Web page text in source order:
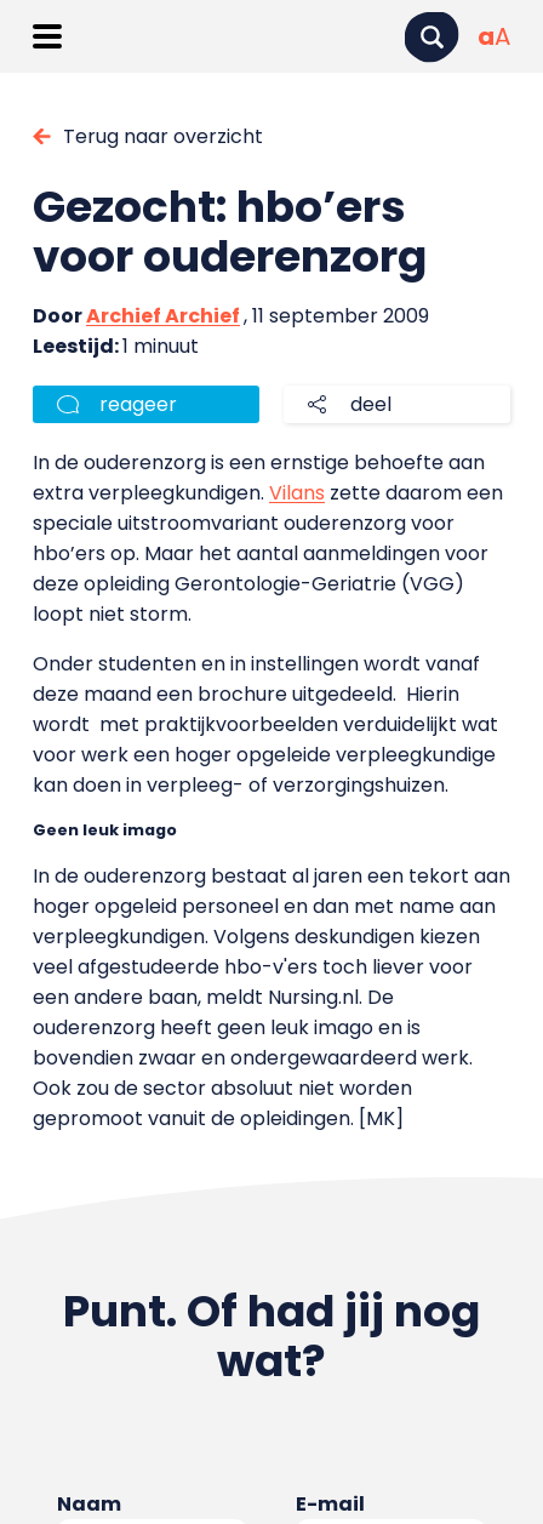
aA
Terug naar overzicht
Gezocht: hbo’ers
voor ouderenzorg
DoorArchief Archief, 11 september 2009
Leestijd:1 minuut
reageer deel
In de ouderenzorg is een ernstige behoefte aan
extra verpleegkundigen. Vilans zette daarom een
speciale uitstroomvariant ouderenzorg voor
hbo’ers op. Maar het aantal aanmeldingen voor
deze opleiding Gerontologie-Geriatrie (VGG)
loopt niet storm.
Onder studenten en in instellingen wordt vanaf
deze maand een brochure uitgedeeld. Hierin
wordt met praktijkvoorbeelden verduidelijkt wat
voor werk een hoger opgeleide verpleegkundige
kan doen in verpleeg- of verzorgingshuizen.
Geen leuk imago
In de ouderenzorg bestaat al jaren een tekort aan
hoger opgeleid personeel en dan met name aan
verpleegkundigen. Volgens deskundigen kiezen
veel afgestudeerde hbo-v'ers toch liever voor
een andere baan, meldt Nursing.nl. De
ouderenzorg heeft geen leuk imago en is
bovendien zwaar en ondergewaardeerd werk.
Ook zou de sector absoluut niet worden
gepromoot vanuit de opleidingen. [MK]
Punt. Of had jij nog
wat?
Naam E-mail